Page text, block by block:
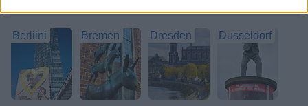
Berliini Bremen Dresden Dusseldorf